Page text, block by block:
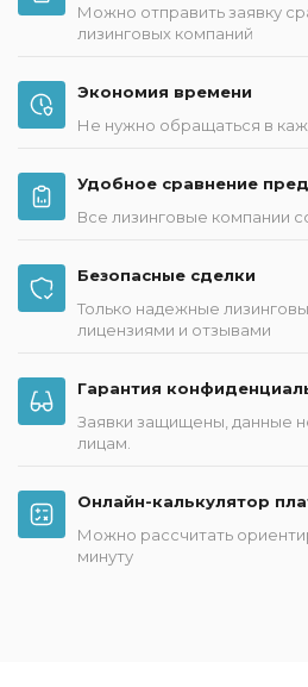
Можно отправить заявку
лизинговых компаний
Экономия времени
Не нужно обращаться в
Удобное сравнение
Все лизинговые компании
Безопасные сделки
Только надежные
лицензиями и отзывами
Гарантия
Заявки защищены, данные
лицам.
Онлайн-калькулятор
Можно рассчитать
минуту